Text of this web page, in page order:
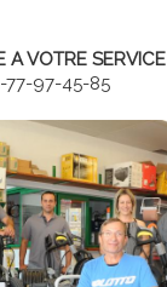
A VOTRE SERVICE
97-45-85